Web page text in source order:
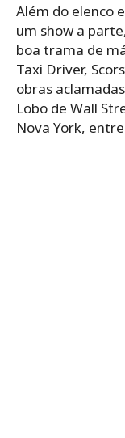
Além do elenco
um show a
boa trama de
Taxi Driver,
obras
Lobo de Wall
Nova York,